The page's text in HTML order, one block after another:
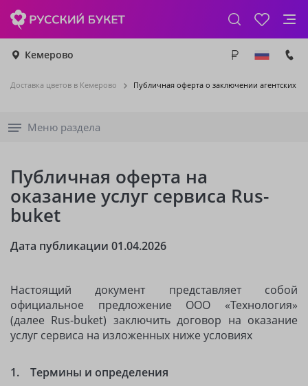
Кемерово
Доставка цветов в Кемерово Публичная оферта о заключении агентских
Меню раздела
Публичная оферта на
оказание услуг сервиса Rus-
buket
Дата публикации 01.04.2026
Настоящий документ представляет собой
официальное предложение ООО «Технология»
(далее Rus-buket) заключить договор на оказание
услуг сервиса на изложенных ниже условиях
1. Термины и определения